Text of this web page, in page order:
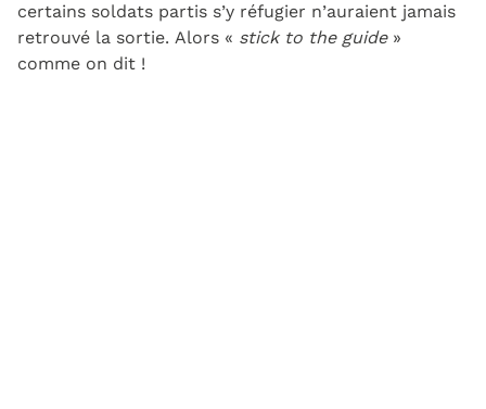
certains soldats partis s’y réfugier n’auraient jamais
retrouvé la sortie. Alors « stick to the guide»
comme on dit !